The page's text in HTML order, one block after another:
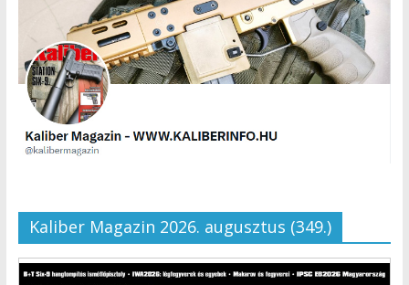
Kaliber Magazin 2026. augusztus (349.)